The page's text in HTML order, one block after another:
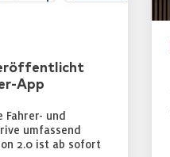
App
Fahrer- und
umfassend
2.0 ist ab sofort